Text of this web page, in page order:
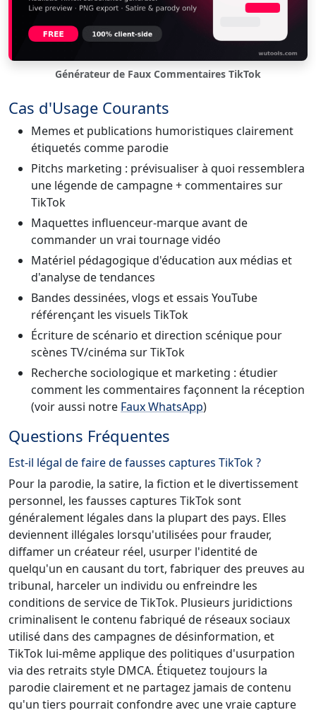
Générateur de Faux Commentaires TikTok
Cas d'Usage Courants
Memes et publications humoristiques clairement
étiquetés comme parodie
Pitchs marketing : prévisualiser à quoi ressemblera
une légende de campagne + commentaires sur
TikTok
Maquettes influenceur-marque avant de
commander un vrai tournage vidéo
Matériel pédagogique d'éducation aux médias et
d'analyse de tendances
Bandes dessinées, vlogs et essais YouTube
référençant les visuels TikTok
Écriture de scénario et direction scénique pour
scènes TV/cinéma sur TikTok
Recherche sociologique et marketing : étudier
comment les commentaires façonnent la réception
(voir aussi notre Faux WhatsApp)
Questions Fréquentes
Est-il légal de faire de fausses captures TikTok ?
Pour la parodie, la satire, la fiction et le divertissement
personnel, les fausses captures TikTok sont
généralement légales dans la plupart des pays. Elles
deviennent illégales lorsqu'utilisées pour frauder,
diffamer un créateur réel, usurper l'identité de
quelqu'un en causant du tort, fabriquer des preuves au
tribunal, harceler un individu ou enfreindre les
conditions de service de TikTok. Plusieurs juridictions
criminalisent le contenu fabriqué de réseaux sociaux
utilisé dans des campagnes de désinformation, et
TikTok lui-même applique des politiques d'usurpation
via des retraits style DMCA. Étiquetez toujours la
parodie clairement et ne partagez jamais de contenu
qu'un tiers pourrait confondre avec une vraie capture